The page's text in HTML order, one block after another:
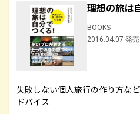
理想の旅は
BOOKS
2016.04.07 発売
失敗しない個人旅行の作り方な
ドバイス